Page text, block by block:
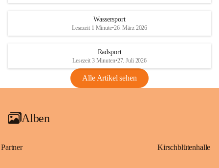
Anhang VBl. EU Nr. 18
1 Seite•1,4 MB
VBl. EU Nr. 18_2026
Wassersport
Lesezeit 1 Minute•26. März 2026
Radsport
Lesezeit 3 Minuten•27. Juli 2026
Alle Artikel sehen
Alben
Partner Kirschblütenhalle